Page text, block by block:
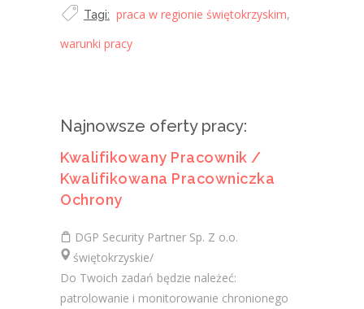
Tagi: praca w regionie świętokrzyskim,
warunki pracy
Najnowsze oferty pracy:
Kwalifikowany Pracownik /
Kwalifikowana Pracowniczka
Ochrony
DGP Security Partner Sp. Z o.o.
świętokrzyskie/
Do Twoich zadań będzie należeć:
patrolowanie i monitorowanie chronionego